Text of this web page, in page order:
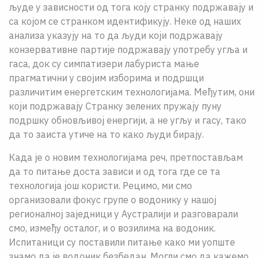
људе у зависности од тога коју странку подржавају и
са којом се странком идентификују. Неке од наших
анализа указују на то да људи који подржавају
конзервативне партије подржавају употребу угља и
гаса, док су симпатизери лабуриста мање
прагматични у својим изборима и подршци
различитим енергетским технологијама. Међутим, они
који подржавају Странку зелених пружају пуну
подршку обновљивој енергији, а не угљу и гасу, тако
да то заиста утиче на то како људи бирају.
Када је о новим технологијама реч, претпостављам
да то питање доста зависи и од тога где се та
технологија још користи. Рецимо, ми смо
организовали фокус групе о водонику у нашој
регионалној заједници у Аустралији и разговарали
смо, између осталог, и о возилима на водоник.
Испитаници су поставили питање како ми уопште